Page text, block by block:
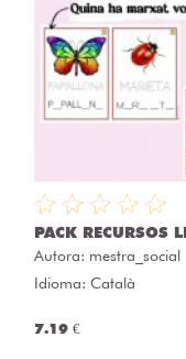
PACK RECURSOS
Autora: mestra_social
Idioma: Català
7.19 €